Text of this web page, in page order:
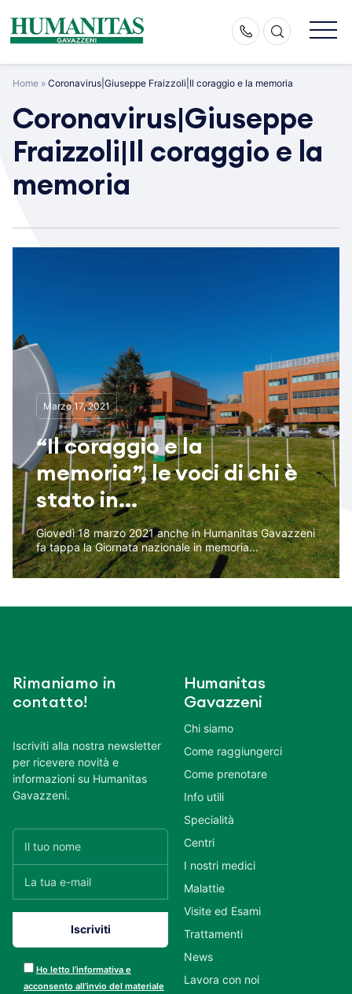
content
Home » Coronavirus|Giuseppe Fraizzoli|Il coraggio e la memoria
Coronavirus|Giuseppe
Fraizzoli|Il coraggio e la
memoria
Marzo 17, 2021
“Il coraggio e la
memoria”, le voci di chi è
stato in...
Giovedì 18 marzo 2021 anche in Humanitas Gavazzeni
fa tappa la Giornata nazionale in memoria...
Rimaniamo in
contatto!
Iscriviti alla nostra newsletter
per ricevere novità e
informazioni su Humanitas
Gavazzeni.
Ho letto l’informativa e
acconsento all’invio del materiale
Humanitas
Gavazzeni
Chi siamo
Come raggiungerci
Come prenotare
Info utili
Specialità
Centri
I nostri medici
Malattie
Visite ed Esami
Trattamenti
News
Lavora con noi